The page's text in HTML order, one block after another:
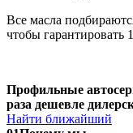
Все масла
чтобы гарантировать
Профильные
раза дешевле
Найти ближайший